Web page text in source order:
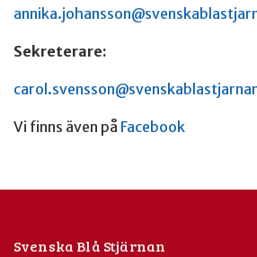
Sekreterare:
Vi finns även på Facebook
Svenska Blå Stjärnan